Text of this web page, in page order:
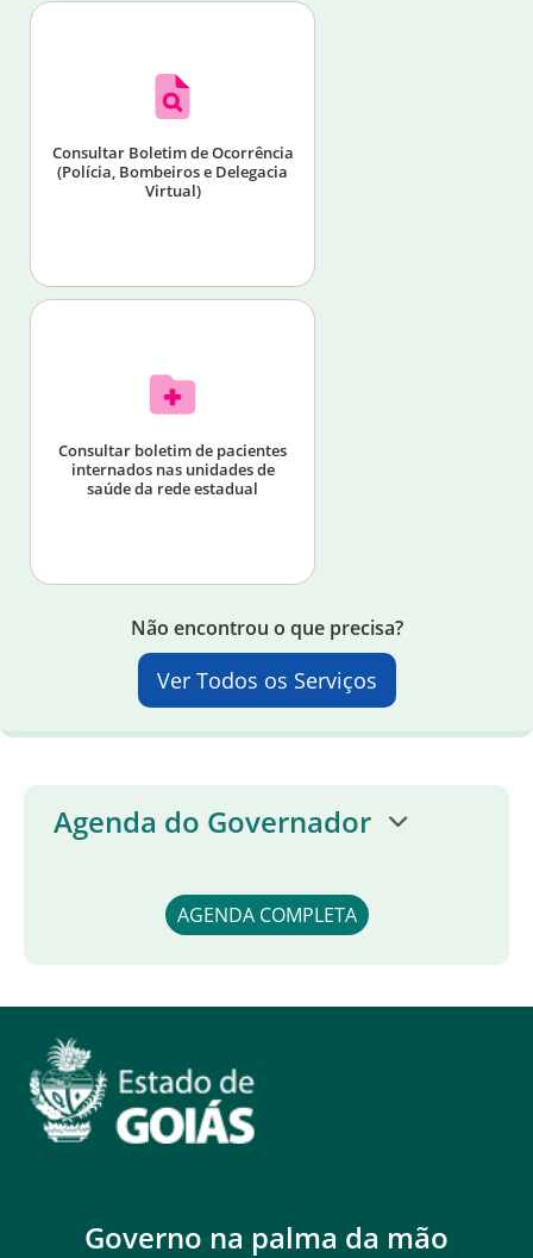
Consultar Boletim de Ocorrência
(Polícia, Bombeiros e Delegacia
Virtual)
Consultar boletim de pacientes
internados nas unidades de
saúde da rede estadual
Não encontrou o que precisa?
Ver Todos os Serviços
Agenda do Governador
AGENDA COMPLETA
Governo na palma da mão